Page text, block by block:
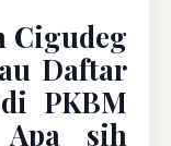
Cigudeg
Daftar
PKBM
Apa sih